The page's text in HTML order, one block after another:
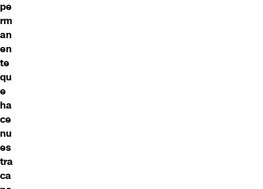
pe
rm
an
en
te
qu
e
ha
ce
nu
es
tra
ca